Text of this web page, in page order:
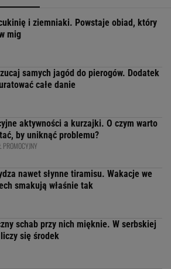
i ziemniaki. Powstaje obiad, który
mig
samych jagód do pierogów. Dodatek
całe danie
aktywności a kurzajki. O czym warto
by uniknąć problemu?
PROMOCYJNY
nawet słynne tiramisu. Wakacje we
smakują właśnie tak
schab przy nich mięknie. W serbskiej
się środek